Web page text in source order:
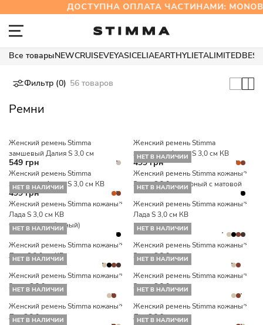
ДОСТУПНА ОПЛАТА ЧАСТИНАМИ:
Все товарыNEWCRUISEVEYASICELIAEARTHYLIETALIMITED
Фильтр (0) 56 товаров
Ремни
Женский ремень Stimma
замшевый Далия S 3,0 см
549 грн
Женский ремень Stimma
замшевый Агнес S 3,0 см КВ
499 грн
Женский ремень Stimma
замшевый Агнес S 3,0 см КВ
499 грн
НЕТ В НАЛИЧИИ
Женский ремень Stimma кожаный
Злата S 3,0 см черный с матовой
НЕТ В НАЛИЧИИ
Женский ремень Stimma кожаный
Лада S 3,0 см КВ
черный(серебряный)
НЕТ В НАЛИЧИИ
Женский ремень Stimma кожаный
Лада S 3,0 см КВ
НЕТ В НАЛИЧИИ
Женский ремень Stimma кожаный
Лада S 3,0 см КВ
НЕТ В НАЛИЧИИ
Женский ремень Stimma кожаный
Злата S 3,0 см
НЕТ В НАЛИЧИИ
Женский ремень Stimma кожаный
Злата S 3,0 см
НЕТ В НАЛИЧИИ
Женский ремень Stimma кожаный
Злата S 3,0 см
НЕТ В НАЛИЧИИ
Женский ремень Stimma кожаный
Лея S 2,0 см
НЕТ В НАЛИЧИИ
Женский ремень Stimma кожаный
Лея S 2,0 см
НЕТ В НАЛИЧИИ НЕТ В НАЛИЧИИ